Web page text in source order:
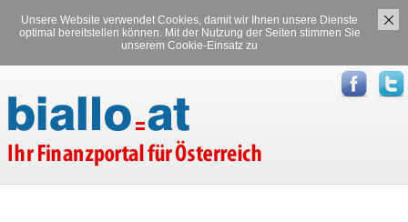
Unsere Website verwendet Cookies, damit wir Ihnen unsere Dienste
optimal bereitstellen können. Mit der Nutzung der Seiten stimmen Sie
unserem Cookie-Einsatz zu
Versicherungen Stromvergleich